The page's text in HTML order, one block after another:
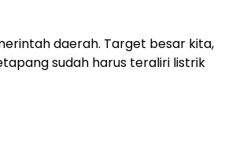
daerah. Target besar kita,
sudah harus teraliri listrik